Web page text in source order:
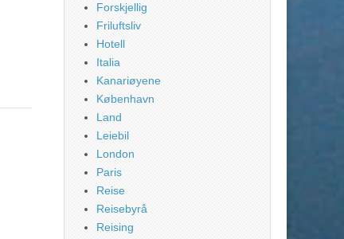
Forskjellig
Friluftsliv
Hotell
Italia
Kanariøyene
København
Land
Leiebil
London
Paris
Reise
Reisebyrå
Reising